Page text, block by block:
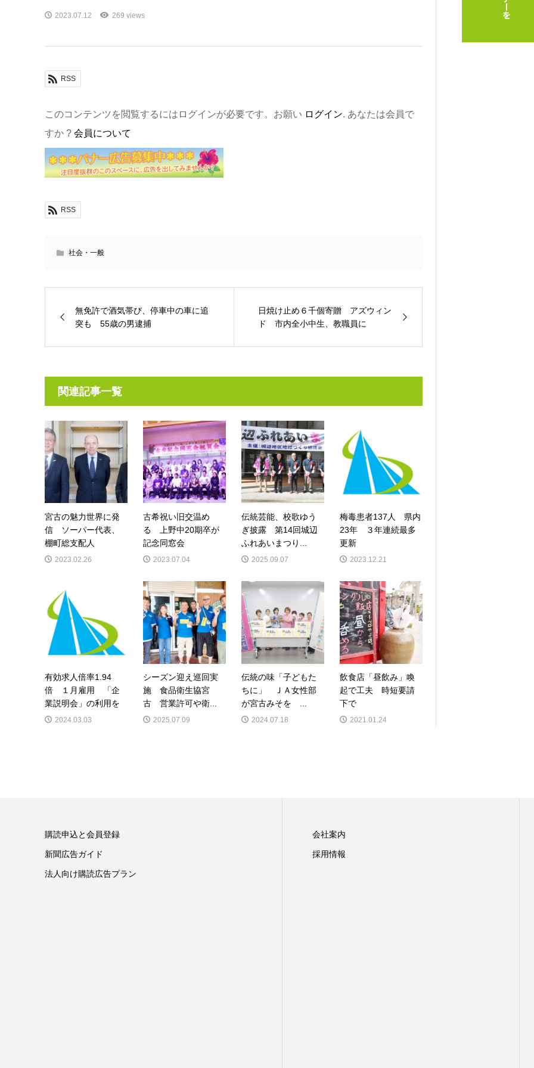
2023.07.12 269 views
RSS
このコンテンツを閲覧するにはログインが必要です。お願い ログイン. あなたは会員で
すか ? 会員について
RSS
社会・一般
無免許で酒気帯び、停車中の車に追
突も 55歳の男逮捕
日焼け止め６千個寄贈 アズウィン
ド 市内全小中生、教職員に
関連記事一覧
宮古の魅力世界に発
信 ソーパー代表、
棚町総支配人
2023.02.26
古希祝い旧交温め
る 上野中20期卒が
記念同窓会
2023.07.04
伝統芸能、校歌ゆう
ぎ披露 第14回城辺
ふれあいまつり...
2025.09.07
梅毒患者137人 県内
23年 ３年連続最多
更新
2023.12.21
有効求人倍率1.94
倍 １月雇用 「企
業説明会」の利用を
2024.03.03
シーズン迎え巡回実
施 食品衛生協宮
古 営業許可や衛...
2025.07.09
伝統の味「子どもた
ちに」 ＪＡ女性部
が宮古みそを ...
2024.07.18
飲食店「昼飲み」喚
起で工夫 時短要請
下で
2021.01.24
購読申込と会員登録
新聞広告ガイド
法人向け購読広告プラン
会社案内
採用情報